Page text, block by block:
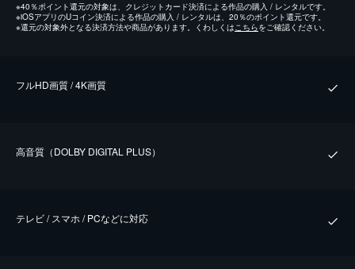
※40％ポイント還元の対象は、クレジットカード決済による作品の購入 / レンタルです。
※iOSアプリのUコイン決済による作品の購入 / レンタルは、20％のポイント還元です。
※還元の対象外となる決済方法や商品があります。くわしくはこちらをご確認ください。
フルHD画質 / 4K画質
⾼⾳質（DOLBY DIGITAL PLUS）
テレビ / スマホ / PCなどに対応